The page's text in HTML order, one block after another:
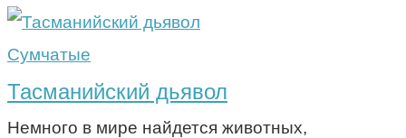
Сумчатые
Тасманийский дьявол
Немного в мире найдется животных,